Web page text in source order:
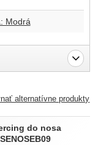
Modrá
alternatívne produkty
do nosa
SENOSEB09